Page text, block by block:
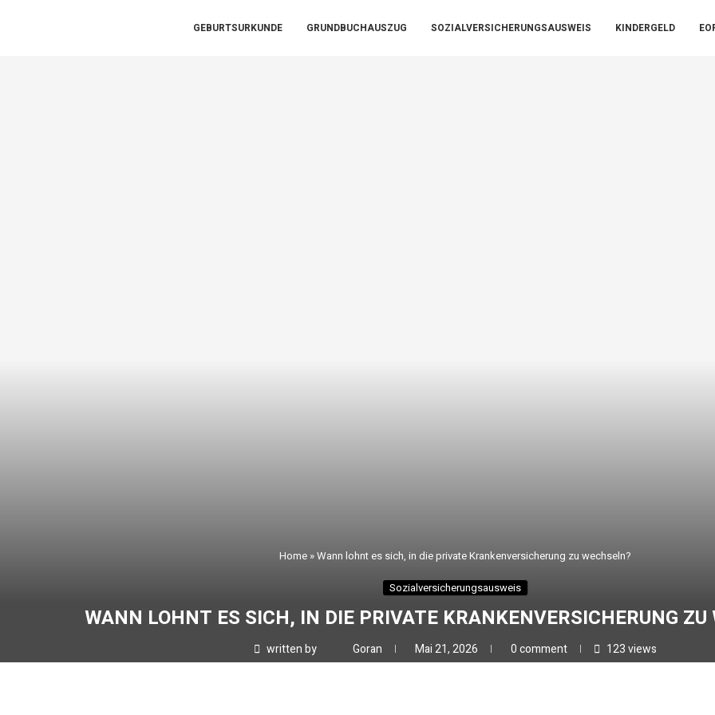
GEBURTSURKUNDE GRUNDBUCHAUSZUG SOZIALVERSICHERUNGSAUSWEIS KINDERGELD
Home»Wann lohnt es sich, in die private Krankenversicherung zu wechseln?
Sozialversicherungsausweis
WANN LOHNT ES SICH, IN DIE PRIVATE KRANKENVERSICHERUNG ZU
written by Goran Mai 21, 2026 0 comment 123views